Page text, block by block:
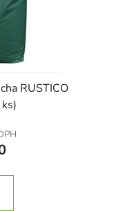
RUSTICO